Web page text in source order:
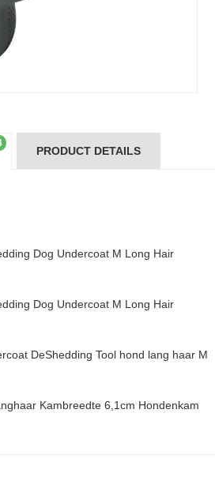
PRODUCT DETAILS
Dog Undercoat M Long Hair
Dog Undercoat M Long Hair
DeShedding Tool hond lang haar M
Kambreedte 6,1cm Hondenkam